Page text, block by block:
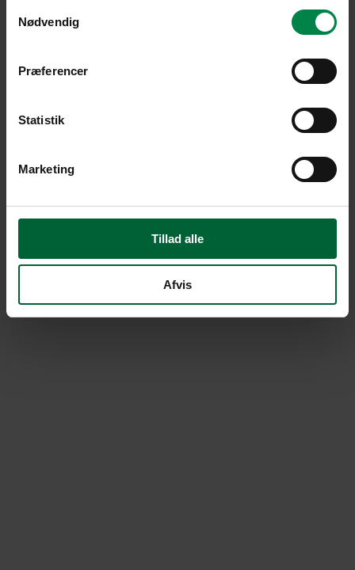
Nødvendig
Præferencer
Statistik
Marketing
Tillad alle
Afvis